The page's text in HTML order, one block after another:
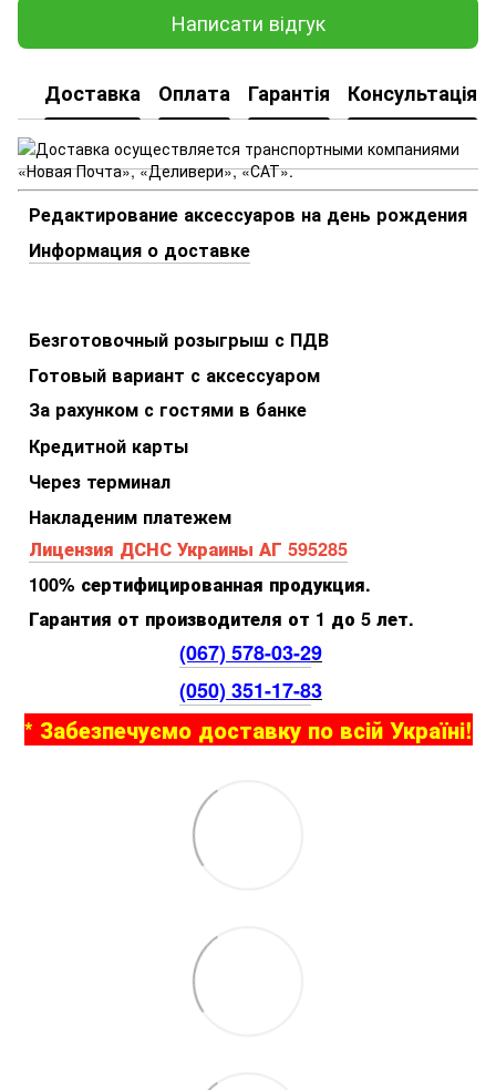
Написати відгук
Доставка Оплата Гарантія Консультація
Редактирование аксессуаров на день рождения
Информация о доставке
Безготовочный розыгрыш с ПДВ
Готовый вариант с аксессуаром
За рахунком с гостями в банке
Кредитной карты
Через терминал
Накладеним платежем
Лицензия ДСНС Украины АГ 595285
100% сертифицированная продукция.
Гарантия от производителя от 1 до 5 лет.
(067) 578-03-29
(050) 351-17-83
* Забезпечуємо доставку по всій Україні!